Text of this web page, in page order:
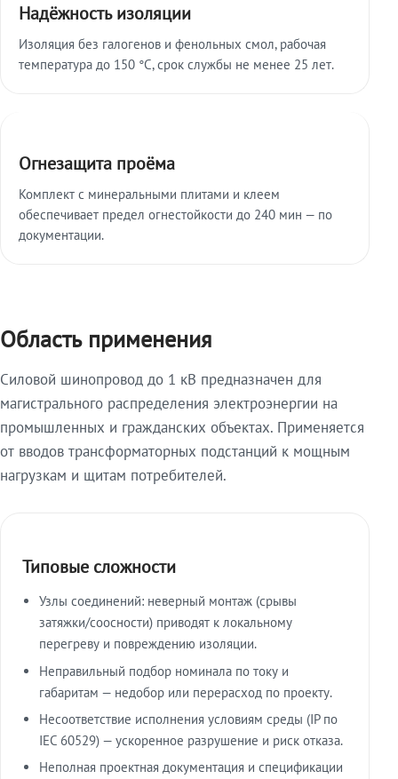
Надёжность изоляции
Изоляция без галогенов и фенольных смол, рабочая
температура до 150 °C, срок службы не менее 25 лет.
Огнезащита проёма
Комплект с минеральными плитами и клеем
обеспечивает предел огнестойкости до 240 мин — по
документации.
Область применения
Силовой шинопровод до 1 кВ предназначен для
магистрального распределения электроэнергии на
промышленных и гражданских объектах. Применяется
от вводов трансформаторных подстанций к мощным
нагрузкам и щитам потребителей.
Типовые сложности
Узлы соединений: неверный монтаж (срывы
затяжки/соосности) приводят к локальному
перегреву и повреждению изоляции.
Неправильный подбор номинала по току и
габаритам — недобор или перерасход по проекту.
Несоответствие исполнения условиям среды (IP по
IEC 60529) — ускоренное разрушение и риск отказа.
Неполная проектная документация и спецификации